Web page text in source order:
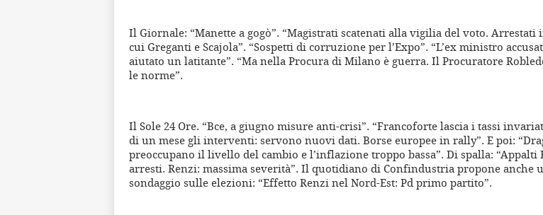
Il Giornale: “Manette a gogò”. “Magistrati scatenati alla vigilia del voto. Arrestati
cui Greganti e Scajola”. “Sospetti di corruzione per l’Expo”. “L’ex ministro
aiutato un latitante”. “Ma nella Procura di Milano è guerra. Il Procuratore
le norme”.
Il Sole 24 Ore. “Bce, a giugno misure anti-crisi”. “Francoforte lascia i tassi
di un mese gli interventi: servono nuovi dati. Borse europee in rally”. E poi:
preoccupano il livello del cambio e l’inflazione troppo bassa”. Di spalla: “Appalti
arresti. Renzi: massima severità”. Il quotidiano di Confindustria propone anche
sondaggio sulle elezioni: “Effetto Renzi nel Nord-Est: Pd primo partito”.